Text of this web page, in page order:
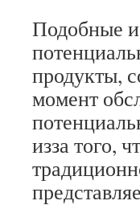
Подобные
продукты,
момент
из­за того,